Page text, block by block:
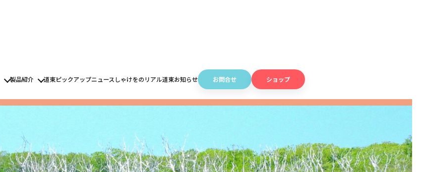
製品紹介 道東ピックアップニュース しゃけをのリアル道東お知らせ お問合せ ショップ